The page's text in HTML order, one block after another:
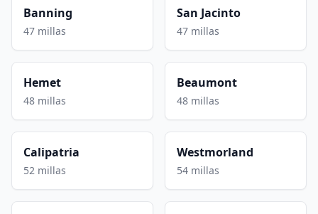
Banning
47 millas
San Jacinto
47 millas
Hemet
48 millas
Beaumont
48 millas
Calipatria
52 millas
Westmorland
54 millas